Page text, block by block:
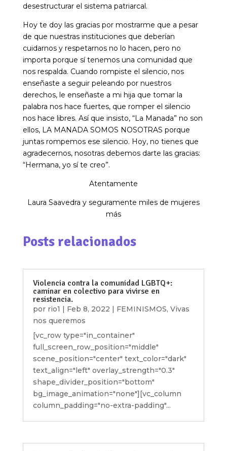
desestructurar el sistema patriarcal.
Hoy te doy las gracias por mostrarme que a pesar
de que nuestras instituciones que deberían
cuidarnos y respetarnos no lo hacen, pero no
importa porque sí tenemos una comunidad que
nos respalda. Cuando rompiste el silencio, nos
enseñaste a seguir peleando por nuestros
derechos, le enseñaste a mi hija que tomar la
palabra nos hace fuertes, que romper el silencio
nos hace libres. Así que insisto, “La Manada” no son
ellos, LA MANADA SOMOS NOSOTRAS porque
juntas rompemos ese silencio. Hoy, no tienes que
agradecernos, nosotras debemos darte las gracias:
“Hermana, yo sí te creo”.
Atentamente
Laura Saavedra y seguramente miles de mujeres
más
Posts relacionados
Violencia contra la comunidad LGBTQ+:
caminar en colectivo para vivirse en
resistencia.
por rio1 Feb 8, 2022 FEMINISMOS, Vivas
nos queremos
[vc_row type="in_container"
full_screen_row_position="middle"
scene_position="center" text_color="dark"
text_align="left" overlay_strength="0.3"
shape_divider_position="bottom"
bg_image_animation="none"][vc_column
column_padding="no-extra-padding"...